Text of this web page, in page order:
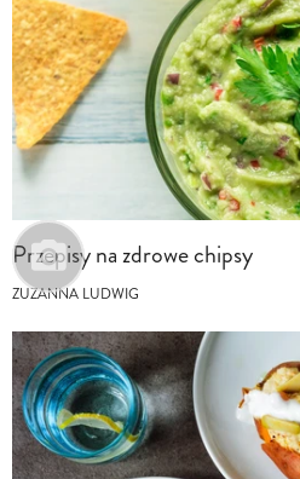
Przepisy na zdrowe chipsy
ZUZANNA LUDWIG